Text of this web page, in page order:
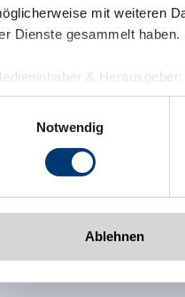
mit weiteren
Dienste gesammelt haben.
& Herausgeber:
Bergbahnen Zillertal
23// A-6280 Zell am Ziller
Notwendig
Ablehnen